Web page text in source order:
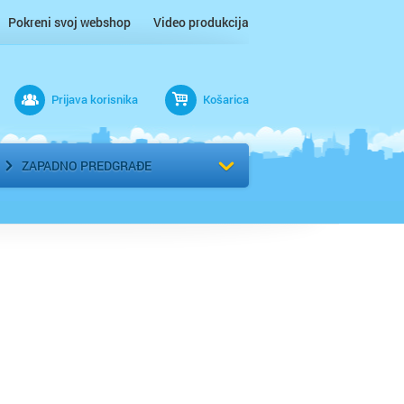
Pokreni svoj webshop Video produkcija
Prijava korisnika Košarica
ZAPADNO PREDGRAĐE
Odaberi kvart